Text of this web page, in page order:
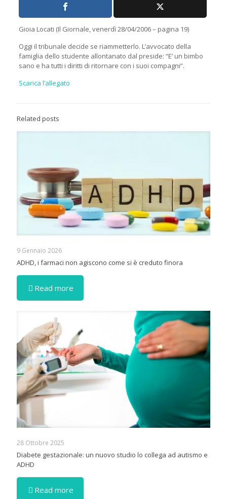
Gioia Locati (Il Giornale, venerdì 28/04/2006 – pagina 19)
Oggi il tribunale decide se riammetterlo. L’avvocato della
famiglia dello studente allontanato dal preside: “E’ un bimbo
sano e ha tutti i diritti di ritornare con i suoi compagni”.
Scarica l’allegato
Related posts
9 Gennaio 2026
ADHD, i farmaci non agiscono come si è creduto finora
Read more
28 Ottobre 2025
Diabete gestazionale: un nuovo studio lo collega ad autismo e
ADHD
Read more